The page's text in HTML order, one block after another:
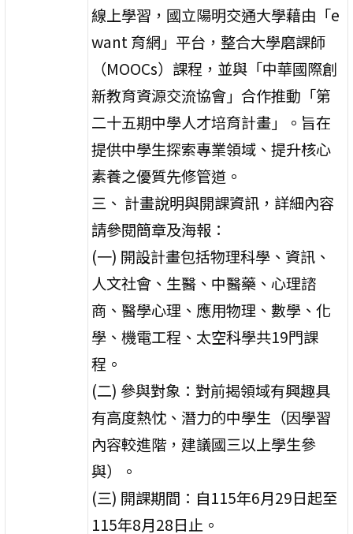
線上學習，國立陽明交通大學藉由「e
want 育網」平台，整合大學磨課師
（MOOCs）課程，並與「中華國際創
新教育資源交流協會」合作推動「第
二十五期中學人才培育計畫」。旨在
提供中學生探索專業領域、提升核心
素養之優質先修管道。
三、 計畫說明與開課資訊，詳細內容
請參閱簡章及海報：
(一) 開設計畫包括物理科學、資訊、
人文社會、生醫、中醫藥、心理諮
商、醫學心理、應用物理、數學、化
學、機電工程、太空科學共19門課
程。
(二) 參與對象：對前揭領域有興趣具
有高度熱忱、潛力的中學生（因學習
內容較進階，建議國三以上學生參
與）。
(三) 開課期間：自115年6月29日起至
115年8月28日止。